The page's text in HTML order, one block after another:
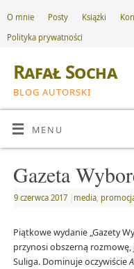
O mnie Posty Książki
Polityka prywatności
Rafał Socha
BLOG AUTORSKI
MENU
Gazeta
9 czerwca 2017 media,
Piątkowe wydanie „Gazety
przynosi obszerną rozmowę,
Suliga. Dominuje oczywiście